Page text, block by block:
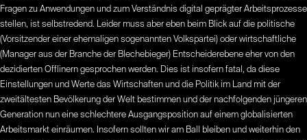
Fragen zu Anwendungen und zum Verständnis digital geprägter Arbeitsprozesse
stellen, ist selbstredend. Leider muss aber eben beim Blick auf die politische
(Vorsitzender einer ehemaligen sogenannten Volkspartei) oder wirtschaftliche
(Manager aus der Branche der Blechebieger) Entscheiderebene eher von den
dezidierten Offlinern gesprochen werden. Dies ist insofern fatal, da diese
Einstellungen und Werte das Wirtschaften und die Politik im Land mit der
zweitältesten Bevölkerung der Welt bestimmen und der nachfolgenden jüngeren
Generation nun eine schlechtere Ausgangsposition auf einem globalisierten
Arbeitsmarkt einräumen. Insofern sollten wir am Ball bleiben und weiterhin den